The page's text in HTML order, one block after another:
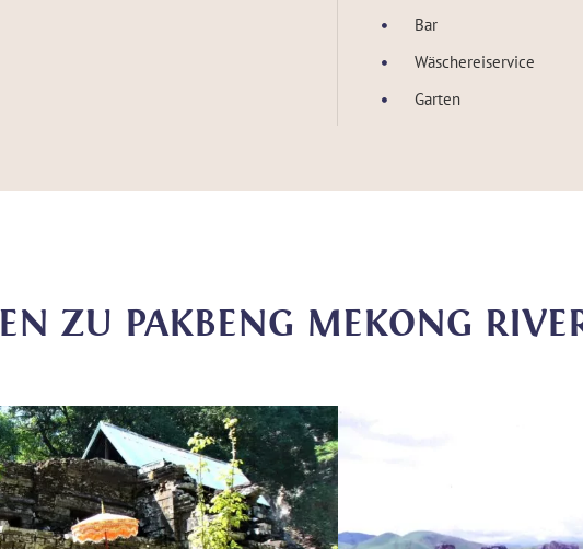
Bar
Wäschereiservice
Garten
ZU PAKBENG MEKONG